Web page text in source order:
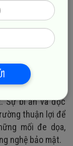
bảo cho quyền
nhóm nghiên
cứ ai đang quan
và giám sát.
mật
để nghiên cứu
hại hay khám
Sự bí ẩn và độc
thuận lợi để
mối đe dọa,
nghệ bảo mật.